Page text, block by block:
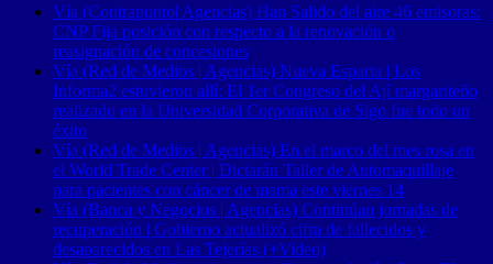
Vía (Contrapunto| Agencias) Han Salido del aire 46 emisoras:
CNP Fija posición con respecto a la renovación o
reasignación de concesiones
Vía (Red de Medios | Agencias) Nueva Esparta | Los
Informa2 estuvieron allí: El 1er Congreso del Ají margariteño
realizado en la Universidad Corporativa de Sigo fue todo un
éxito
Vía (Red de Medios | Agencias) En el marco del mes rosa en
el World Trade Center | Dictarán Taller de Automaquillaje
para pacientes con cáncer de mama este viernes 14
Vía (Banca y Negocios | Agencias) Continúan jornadas de
recuperación | Gobierno actualizó cifra de fallecidos y
desaparecidos en Las Tejerías (+Video)